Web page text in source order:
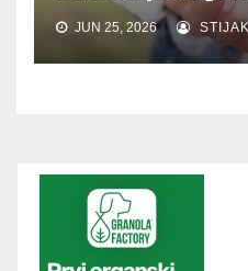
JUN 25, 2026 STIJAK